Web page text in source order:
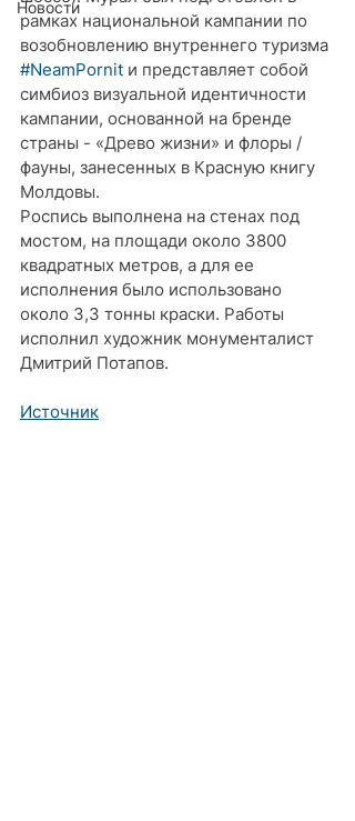
Новости
рамках национальной кампании по
возобновлению внутреннего туризма
#NeamPornit и представляет собой
симбиоз визуальной идентичности
кампании, основанной на бренде
страны - «Древо жизни» и флоры /
фауны, занесенных в Красную книгу
Молдовы.
Роспись выполнена на стенах под
мостом, на площади около 3800
квадратных метров, а для ее
исполнения было использовано
около 3,3 тонны краски. Работы
исполнил художник монументалист
Дмитрий Потапов.
Источник